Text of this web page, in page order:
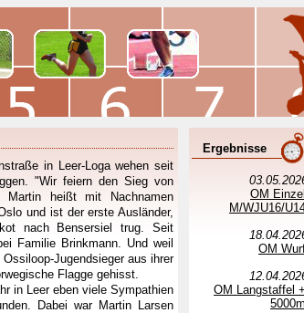
in Leer-Loga wehen seit
"Wir feiern den Sieg von
Martin heißt mit Nachnamen
und ist der erste Ausländer,
nach Bensersiel trug. Seit
Familie Brinkmann. Und weil
Jugendsieger aus ihrer
Flagge gehisst.
in Leer eben viele Sympathien
Dabei war Martin Larsen
Ergebnisse
OM Einzel
M/WJU16/
OM
OM Langstaffel +
5000m